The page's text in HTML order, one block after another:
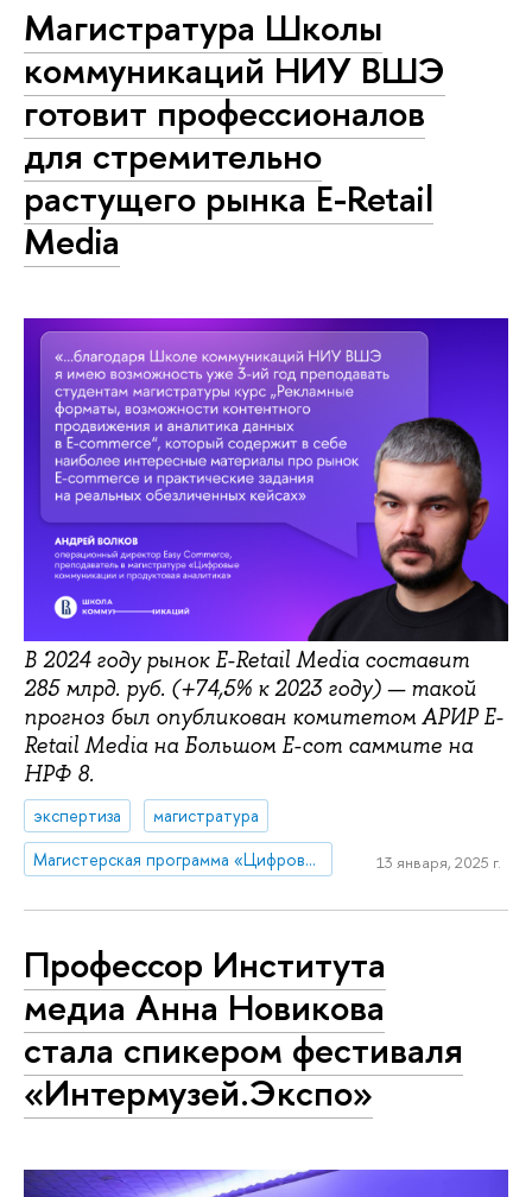
Магистратура Школы
коммуникаций НИУ ВШЭ
готовит профессионалов
для стремительно
растущего рынка E-Retail
Media
В 2024 году рынок E-Retail Media составит
285 млрд. руб. (+74,5% к 2023 году) — такой
прогноз был опубликован комитетом АРИР E-
Retail Media на Большом E-com саммите на
НРФ 8.
экспертиза
магистратура
Магистерская программа «Цифровые коммуникации и продуктовая аналитика»
13 января, 2025 г.
Профессор Института
медиа Анна Новикова
стала спикером фестиваля
«Интермузей.Экспо»